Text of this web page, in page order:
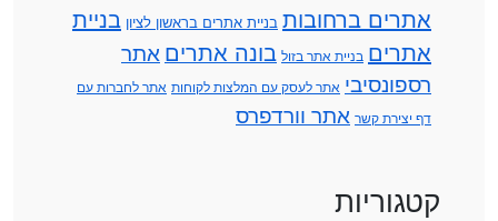
אתרים ברחובות בניית אתרים בראשון לציון בניית
אתרים בניית אתר בזול בונה אתרים אתר
רספונסיבי אתר לעסק עם המלצות לקוחות אתר לחברות עם
דף יצירת קשר אתר וורדפרס
קטגוריות